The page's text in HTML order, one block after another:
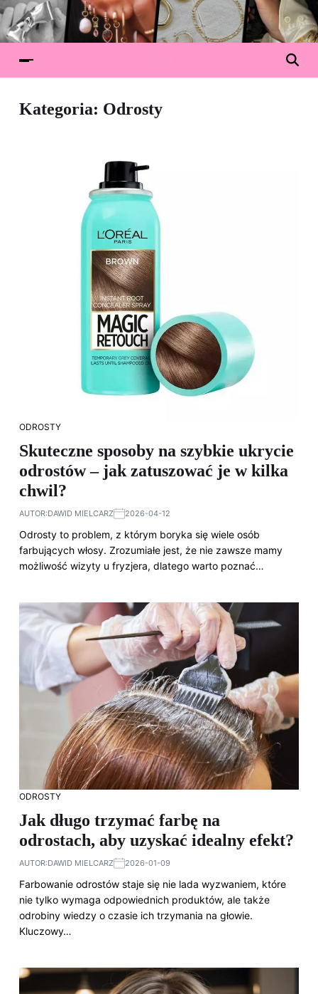
Kategoria: Odrosty
ODROSTY
Skuteczne sposoby na szybkie ukrycie
odrostów – jak zatuszować je w kilka
chwil?
AUTOR:DAWID MIELCARZ 2026-04-12
Odrosty to problem, z którym boryka się wiele osób
farbujących włosy. Zrozumiałe jest, że nie zawsze mamy
możliwość wizyty u fryzjera, dlatego warto poznać…
ODROSTY
Jak długo trzymać farbę na
odrostach, aby uzyskać idealny efekt?
AUTOR:DAWID MIELCARZ 2026-01-09
Farbowanie odrostów staje się nie lada wyzwaniem, które
nie tylko wymaga odpowiednich produktów, ale także
odrobiny wiedzy o czasie ich trzymania na głowie.
Kluczowy…